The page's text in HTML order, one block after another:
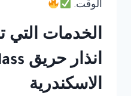
الوقت.
الخدمات التي
الاسكندرية